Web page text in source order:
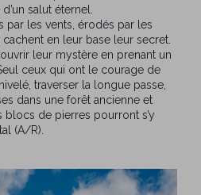
salut éternel.
les vents, érodés par les
en leur base leur secret.
leur mystère en prenant un
ceux qui ont le courage de
traverser la longue passe,
dans une forêt ancienne et
de pierres pourront s’y
(A/R).